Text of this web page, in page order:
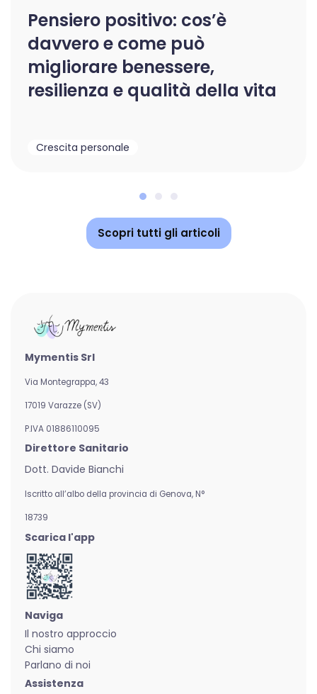
Pensiero positivo: cos’è
davvero e come può
migliorare benessere,
resilienza e qualità della vita
Crescita personale
Scopri tutti gli articoli
Mymentis Srl
Via Montegrappa, 43
17019 Varazze (SV)
P.IVA 01886110095
Direttore Sanitario
Dott. Davide Bianchi
Iscritto all’albo della provincia di Genova, N°
18739
Scarica l'app
Naviga
Il nostro approccio
Chi siamo
Parlano di noi
Assistenza